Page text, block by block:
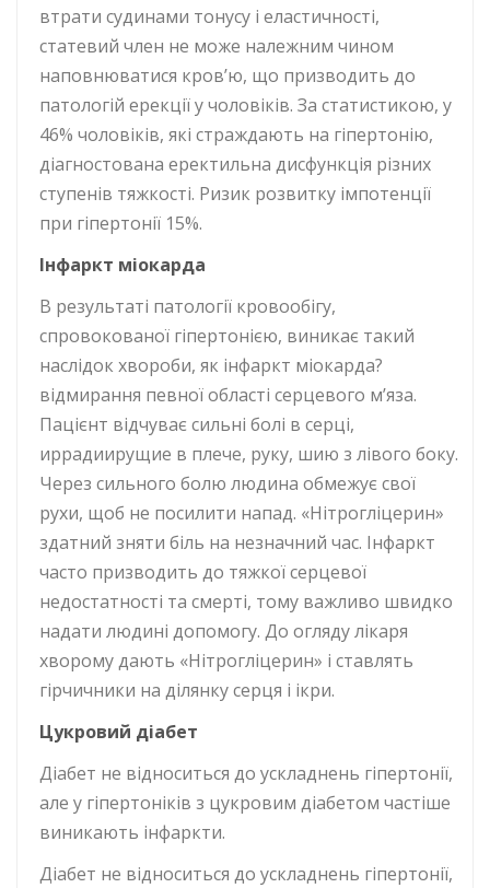
втрати судинами тонусу і еластичності,
статевий член не може належним чином
наповнюватися кров’ю, що призводить до
патологій ерекції у чоловіків. За статистикою, у
46% чоловіків, які страждають на гіпертонію,
діагностована еректильна дисфункція різних
ступенів тяжкості. Ризик розвитку імпотенції
при гіпертонії 15%.
Інфаркт міокарда
В результаті патології кровообігу,
спровокованої гіпертонією, виникає такий
наслідок хвороби, як інфаркт міокарда?
відмирання певної області серцевого м’яза.
Пацієнт відчуває сильні болі в серці,
иррадиирущие в плече, руку, шию з лівого боку.
Через сильного болю людина обмежує свої
рухи, щоб не посилити напад. «Нітрогліцерин»
здатний зняти біль на незначний час. Інфаркт
часто призводить до тяжкої серцевої
недостатності та смерті, тому важливо швидко
надати людині допомогу. До огляду лікаря
хворому дають «Нітрогліцерин» і ставлять
гірчичники на ділянку серця і ікри.
Цукровий діабет
Діабет не відноситься до ускладнень гіпертонії,
але у гіпертоніків з цукровим діабетом частіше
виникають інфаркти.
Діабет не відноситься до ускладнень гіпертонії,